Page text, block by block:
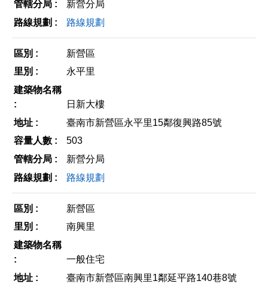
新營分局
路線規劃
新營區
永平里
日新大樓
臺南市新營區永平里15鄰復興路85號
503
新營分局
路線規劃
新營區
南興里
一般住宅
臺南市新營區南興里1鄰延平路140巷8號